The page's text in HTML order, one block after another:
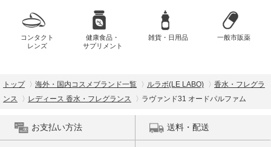
コンタクト
レンズ
健康食品・
サプリメント
雑貨・日用品 一般市販薬
トップ 海外・国内コスメブランド一覧 ルラボ(LE LABO)
香水・フレグラ
ンス
レディース 香水・フレグランス ラヴァンド31 オードパルファム
お支払い方法 送料・配送